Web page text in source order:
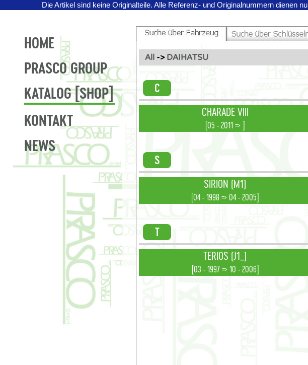
Die Artikel sind keine Originalteile. Alle Referenz- und Originalnummern dienen
HOME
PRASCO GROUP
KATALOG [SHOP]
KONTAKT
NEWS
All-> DAIHATSU
C
CHARADE VIII
[05 - 2011 => ]
S
SIRION (M1)
[04 - 1998 => 04 - 2005]
T
TERIOS (J1_)
[03 - 1997 => 10 - 2006]